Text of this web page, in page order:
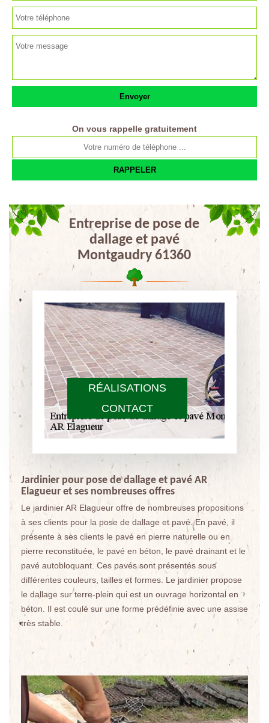
RÉALISATIONS
CONTACT
On vous rappelle gratuitement
Entreprise de pose de
dallage et pavé
Montgaudry 61360
Jardinier pour pose de dallage et pavé AR
Elagueur et ses nombreuses offres
Le jardinier AR Elagueur offre de nombreuses propositions
à ses clients pour la pose de dallage et pavé. En pavé, il
présente à ses clients le pavé en pierre naturelle ou en
pierre reconstituée, le pavé en béton, le pavé drainant et le
pavé autobloquant. Ces pavés sont présentés sous
différentes couleurs, tailles et formes. Le jardinier propose
le dallage sur terre-plein qui est un ouvrage horizontal en
béton. Il est coulé sur une forme prédéfinie avec une assise
très stable.